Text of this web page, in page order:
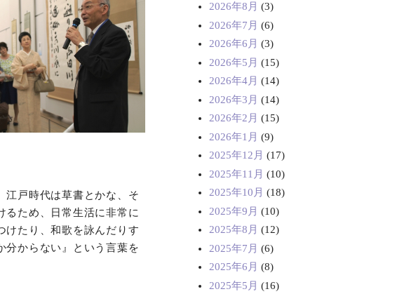
江戸時代は草書とかな、そ
るため、日常生活に非常に
けたり、和歌を詠んだりす
分からない』という言葉を
2026年8月 (3)
2026年7月 (6)
2026年6月 (3)
2026年5月 (15)
2026年4月 (14)
2026年3月 (14)
2026年2月 (15)
2026年1月 (9)
2025年12月 (17)
2025年11月 (10)
2025年10月 (18)
2025年9月 (10)
2025年8月 (12)
2025年7月 (6)
2025年6月 (8)
2025年5月 (16)